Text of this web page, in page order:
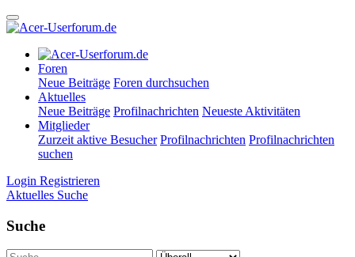
Foren
Neue Beiträge Foren durchsuchen
Aktuelles
Neue Beiträge Profilnachrichten Neueste Aktivitäten
Mitglieder
Zurzeit aktive Besucher Profilnachrichten Profilnachrichten
suchen
Login Registrieren
Aktuelles Suche
Suche